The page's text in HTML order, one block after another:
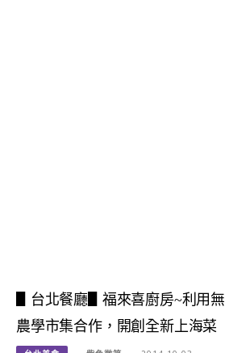
▋台北餐廳▋福來喜廚房~利用
農學市集合作，開創全新上海菜